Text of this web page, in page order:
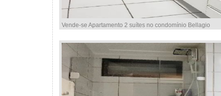
Vende-se Apartamento 2 suítes no condomínio Bellagio